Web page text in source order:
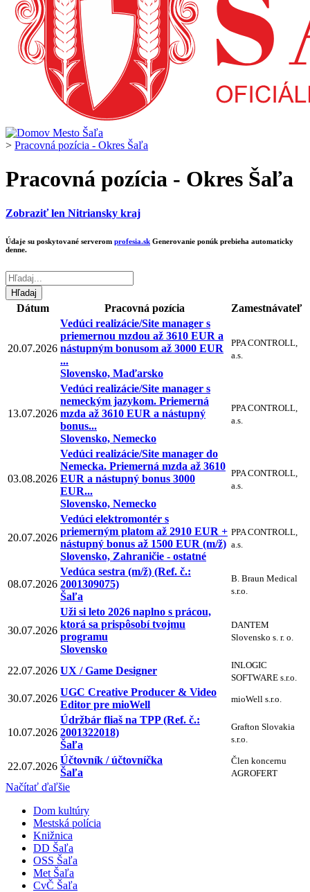
> Pracovná pozícia - Okres Šaľa
Pracovná pozícia - Okres Šaľa
Zobraziť len Nitriansky kraj
Údaje su poskytované serverom profesia.sk Generovanie ponúk prebieha automaticky
denne.
Dátum Pracovná pozícia Zamestnávateľ
20.07.2026
Vedúci realizácie/Site manager s
priemernou mzdou až 3610 EUR a
nástupným bonusom až 3000 EUR
...
Slovensko, Maďarsko
PPA CONTROLL,
a.s.
13.07.2026
Vedúci realizácie/Site manager s
nemeckým jazykom. Priemerná
mzda až 3610 EUR a nástupný
bonus...
Slovensko, Nemecko
PPA CONTROLL,
a.s.
03.08.2026
Vedúci realizácie/Site manager do
Nemecka. Priemerná mzda až 3610
EUR a nástupný bonus 3000
EUR...
Slovensko, Nemecko
PPA CONTROLL,
a.s.
20.07.2026
Vedúci elektromontér s
priemerným platom až 2910 EUR +
nástupný bonus až 1500 EUR (m/ž)
Slovensko, Zahraničie - ostatné
PPA CONTROLL,
a.s.
08.07.2026
Vedúca sestra (m/ž) (Ref. č.:
2001309075)
Šaľa
B. Braun Medical
s.r.o.
30.07.2026
Uži si leto 2026 naplno s prácou,
ktorá sa prispôsobí tvojmu
programu
Slovensko
DANTEM
Slovensko s. r. o.
22.07.2026 UX / Game Designer
INLOGIC
SOFTWARE s.r.o.
30.07.2026
UGC Creative Producer & Video
Editor pre mioWell
mioWell s.r.o.
10.07.2026
Údržbár fliaš na TPP (Ref. č.:
2001322018)
Šaľa
Grafton Slovakia
s.r.o.
22.07.2026
Účtovník / účtovníčka
Šaľa
Člen koncernu
AGROFERT
Načítať ďaľšie
Dom kultúry
Mestská polícia
Knižnica
DD Šaľa
OSS Šaľa
Met Šaľa
CvČ Šaľa